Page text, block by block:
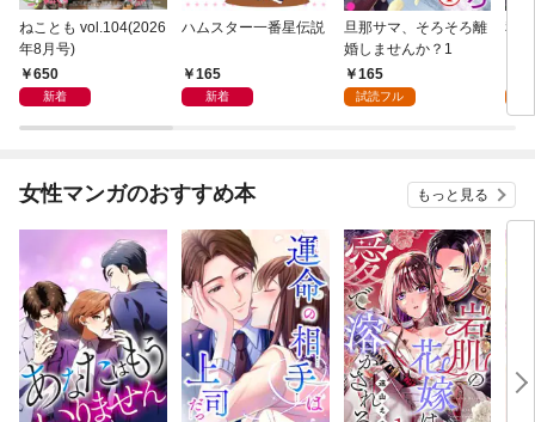
ねことも vol.104(2026
年8月号)
650
新着
ハムスター一番星伝説
165
新着
旦那サマ、そろそろ離
婚しませんか？1
165
試読フル
私
女性マンガのおすすめ本 もっと見る